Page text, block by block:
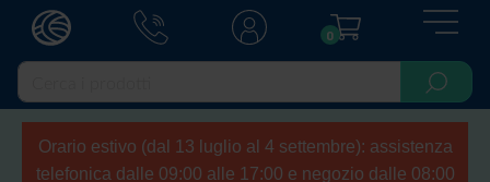
0
Orario estivo (dal 13 luglio al 4 settembre): assistenza
telefonica dalle 09:00 alle 17:00 e negozio dalle 08:00